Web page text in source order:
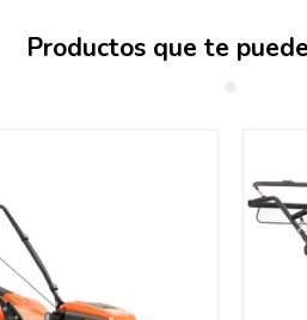
Productos que te